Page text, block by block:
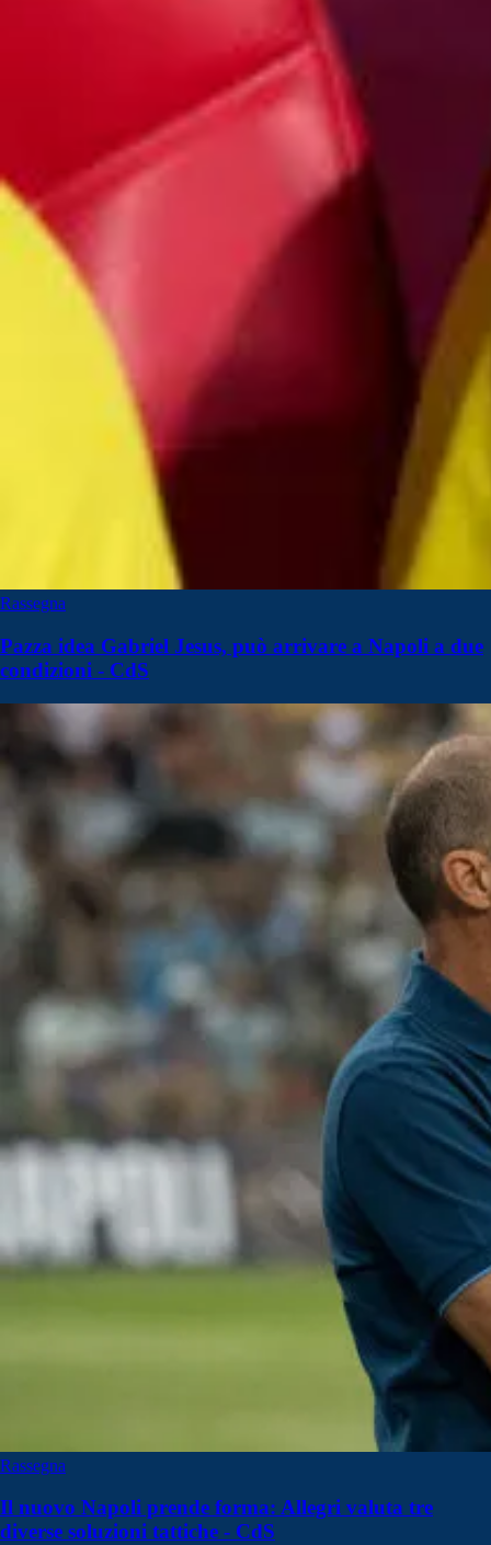
Rassegna
Pazza idea Gabriel Jesus, può arrivare a Napoli a due
condizioni - CdS
Rassegna
Il nuovo Napoli prende forma: Allegri valuta tre
diverse soluzioni tattiche - CdS